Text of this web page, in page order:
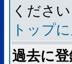
ください
トップ
過去に